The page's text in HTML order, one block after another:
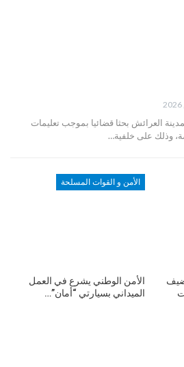
العرائش بحثا قضائيا بموجب تعليمات
وذلك على خلفية…
الأمن و القوات المسلحة
الأمن الوطني يشرع في العمل
الميداني بسيارتي “أمان”…